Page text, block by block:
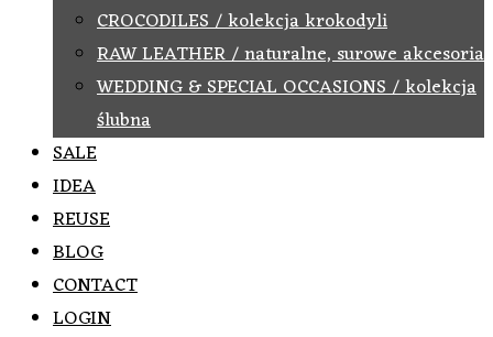
CROCODILES / kolekcja krokodyli
RAW LEATHER / naturalne, surowe akcesoria
WEDDING & SPECIAL OCCASIONS / kolekcja
ślubna
SALE
IDEA
REUSE
BLOG
CONTACT
LOGIN